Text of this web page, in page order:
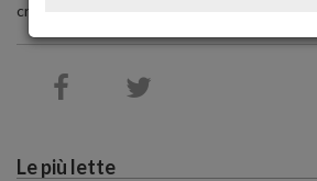
cruciale che svolgono nel garantire la
Le più lette